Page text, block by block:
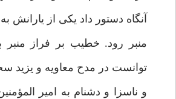
آنگاه دستور داد یکی از یارانش به
منبر رود. خطیب بر فراز منبر
توانست در مدح معاویه و یزید
و ناسزا و دشنام به امیر